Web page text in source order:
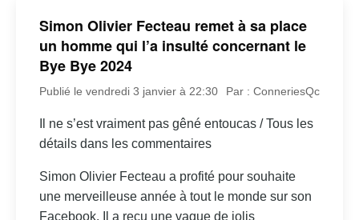
Simon Olivier Fecteau remet à sa place
un homme qui l’a insulté concernant le
Bye Bye 2024
Publié le vendredi 3 janvier à 22:30 Par : ConneriesQc
Il ne s’est vraiment pas gêné entoucas / Tous les
détails dans les commentaires
Simon Olivier Fecteau a profité pour souhaite
une merveilleuse année à tout le monde sur son
Facebook. Il a reçu une vague de jolis